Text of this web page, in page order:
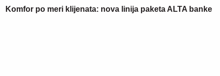
Komfor po meri klijenata: nova linija paketa ALTA banke